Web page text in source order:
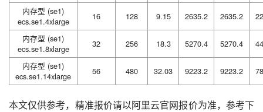
内存型 (se1)
ecs.se1.4xlarge
16 128 9.15 2635.2 2635.2
内存型 (se1)
ecs.se1.8xlarge
32 256 18.3 5270.4 5270.4
内存型 (se1)
ecs.se1.14xlarge
56 480 32.03 9223.2 9223.2
本文仅供参考，精准报价请以阿里云官网报价为准，参考下